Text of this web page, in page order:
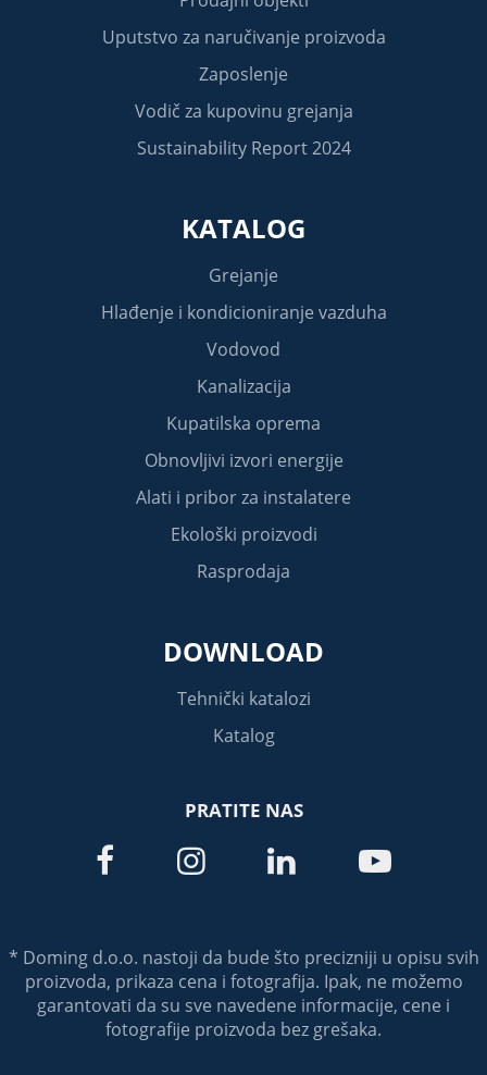
Uputstvo za naručivanje proizvoda
Zaposlenje
Vodič za kupovinu grejanja
Sustainability Report 2024
KATALOG
Grejanje
Hlađenje i kondicioniranje vazduha
Vodovod
Kanalizacija
Kupatilska oprema
Obnovljivi izvori energije
Alati i pribor za instalatere
Ekološki proizvodi
Rasprodaja
DOWNLOAD
Tehnički katalozi
Katalog
PRATITE NAS
   
* Doming d.o.o. nastoji da bude što precizniji u opisu svih
proizvoda, prikaza cena i fotografija. Ipak, ne možemo
garantovati da su sve navedene informacije, cene i
fotografije proizvoda bez grešaka.